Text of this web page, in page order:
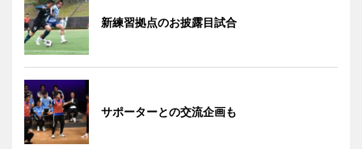
新練習拠点のお披露目試合
サポーターとの交流企画も